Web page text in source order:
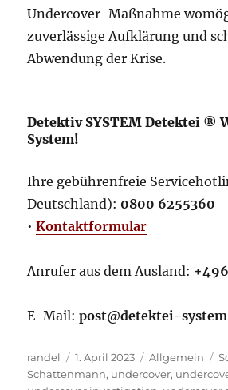
Undercover-Maßnahme
zuverlässige Aufklärung und
Abwendung der Krise.
Detektiv SYSTEM Detektei ®
System!
Ihre gebührenfreie
Deutschland): 0800 6255360
•Kontaktformular
Anrufer aus dem Ausland:
E-Mail:post@detektei-
Autor
randel
Veröffentlicht
am
1. April 2023 Kategorien
Allgemein
Schattenmann, undercover,